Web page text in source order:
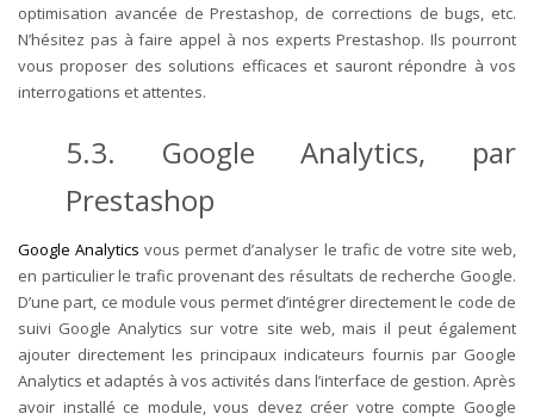
optimisation avancée de Prestashop, de corrections de bugs, etc.
N’hésitez pas à faire appel à nos experts Prestashop. Ils pourront
vous proposer des solutions efficaces et sauront répondre à vos
interrogations et attentes.
5.3. Google Analytics, par
Prestashop
Google Analytics vous permet d’analyser le trafic de votre site web,
en particulier le trafic provenant des résultats de recherche Google.
D’une part, ce module vous permet d’intégrer directement le code de
suivi Google Analytics sur votre site web, mais il peut également
ajouter directement les principaux indicateurs fournis par Google
Analytics et adaptés à vos activités dans l’interface de gestion. Après
avoir installé ce module, vous devez créer votre compte Google